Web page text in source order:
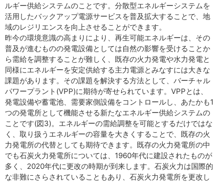
ルギー供給システムのことです。分散型エネルギーシステムを
活用したバックアップ電源サービスを普及拡大することで、地
域のレジリエンスを向上させることができます。
昨今の環境意識の高まりにより、再生可能エネルギーは、その
普及が進むものの発電設備としては自然の影響を受けることか
ら需給を調整することが難しく、既存の火力発電や水力発電と
同様にエネルギーを安定供給する主力電源とみなすには大きな
課題があります。その課題を解決する方法として、バーチャル
パワープラント(VPP)に期待が寄せられています。VPPとは、
発電設備や蓄電池、需要家側設備をコントロールし、あたかも1
つの発電所として機能させる新たなエネルギー供給システムの
ことです(図3)。エネルギーの需給調整を可能とするだけではな
く、取り扱うエネルギーの容量を大きくすることで、既存の火
力発電所の代替としても期待できます。既存の火力発電所の中
でも石炭火力発電所については、1960年代に建設されたものが
多く、2020年代に更改の時期が到来します。石炭火力は国際的
な非難にさらされていることもあり、石炭火力発電所を更改し